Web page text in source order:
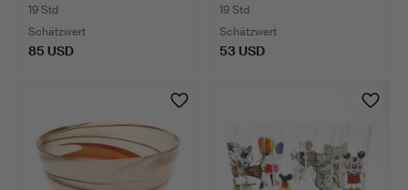
19 Std
Schätzwert
85 USD
19 Std
Schätzwert
53 USD